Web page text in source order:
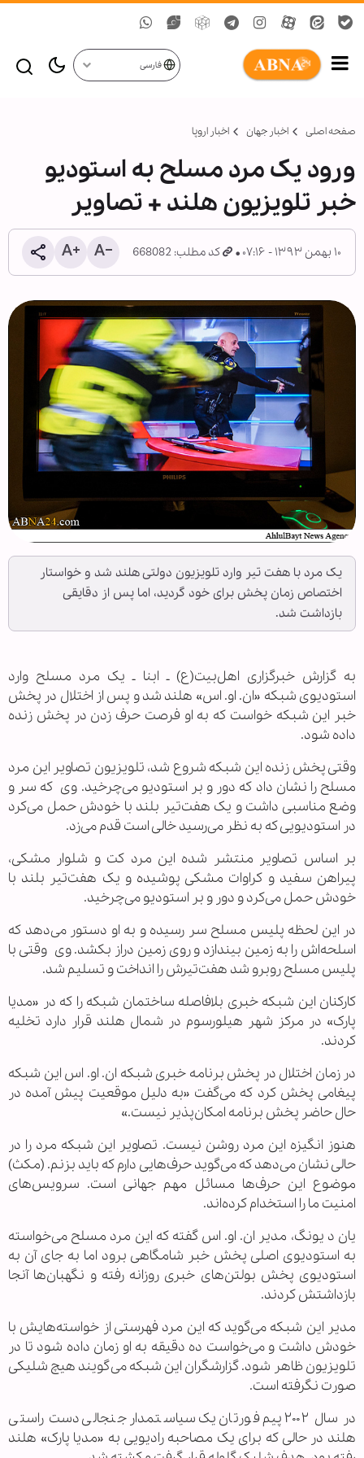
فارسی
صفحه اصلی اخبار جهان اخبار اروپا
ورود یک مرد مسلح به استودیو
خبر تلویزیون هلند + تصاویر
۱۰ بهمن ۱۳۹۳ - ۰۷:۱۶ کد مطلب: 668082
یک مرد با هفت تیر وارد تلویزیون دولتی هلند شد و خواستار
اختصاص زمان پخش برای خود گردید، اما پس از دقایقی
بازداشت شد.
به گزارش خبرگزاری اهل‌بیت(ع) ـ ابنا ـ یک مرد مسلح وارد
استودیوی شبکه «ان‌. او‌. اس» هلند شد و پس از اختلال در پخش
خبر این شبکه خواست که به او فرصت حرف زدن در پخش زنده
داده شود.
وقتی پخش زنده این شبکه شروع شد، تلویزیون تصاویر این مرد
مسلح را نشان داد که دور و بر استودیو می‌چرخید. وی که سر و
وضع مناسبی داشت و یک هفت‌تیر بلند با خودش حمل می‌کرد
در استودیویی که به نظر می‌رسید خالی است قدم می‌زد.
بر اساس تصاویر منتشر شده این مرد کت و شلوار مشکی،
پیراهن سفید و کراوات مشکی پوشیده و یک هفت‌تیر بلند با
خودش حمل می‌کرد و دور و بر استودیو می‌چرخید.
در این لحظه پلیس مسلح سر رسیده و به او دستور می‌دهد که
اسلحه‌اش را به زمین بیندازد و روی زمین دراز بکشد. وی وقتی با
پلیس مسلح روبرو شد هفت‌تیرش را انداخت و تسلیم شد.
کارکنان این شبکه خبری بلافاصله ساختمان شبکه را که در «مدیا
پارک» در مرکز شهر هیلورسوم در شمال هلند قرار دارد تخلیه
کردند.
در زمان اختلال در پخش برنامه خبری شبکه ان. او. اس این شبکه
پیغامی پخش کرد که می‌گفت «به دلیل موقعیت پیش آمده در
حال حاضر پخش برنامه امکان‌پذیر نیست.»
هنوز انگیزه این مرد روشن نیست. تصاویر این شبکه مرد را در
حالی نشان می‌دهد که می‌گوید حرف‌هایی دارم که باید بزنم. (مکث)
موضوع این حرف‌ها مسائل مهم جهانی است. سرویس‌های
امنیت ما را استخدام کرده‌اند.
یان د یونگ، مدیر ان. او. اس گفته که این مرد مسلح می‌خواسته
به استودیوی اصلی پخش خبر شامگاهی برود اما به جای آن به
استودیوی پخش بولتن‌های خبری روزانه رفته و نگهبان‌ها آنجا
بازداشتش کردند.
مدیر این شبکه می‌گوید که این مرد فهرستی از خواسته‌هایش با
خودش داشت و می‌خواست ده دقیقه به او زمان داده شود تا در
تلویزیون ظاهر شود. گزارشگران این شبکه می‌گویند هیچ شلیکی
صورت نگرفته است.
در سال ۲۰۰۲ پیم فورتان یک سیاستمدار جنجالی دست راستی
هلند در حالی که برای یک مصاحبه رادیویی به «مدیا پارک» هلند